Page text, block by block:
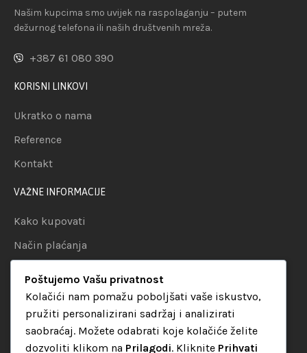
Našim kupcima smo uvijek na raspolaganju – putem
dežurnog telefona ili naših društvenih mreža.
+387 61 080 390
KORISNI LINKOVI
Ukratko o nama
Reference
Kontakt
VAŽNE INFORMACIJE
Kako kupovati
Način plaćanja
Politika privatnosti
KATEGORIJE
Poštujemo Vašu privatnost
Kolačići nam pomažu poboljšati vaše iskustvo,
pružiti personalizirani sadržaj i analizirati
saobraćaj. Možete odabrati koje kolačiće želite
dozvoliti klikom na Prilagodi. Kliknite Prihvati